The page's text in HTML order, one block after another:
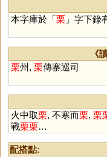
本字庫於「栗 」字下錄
《
栗州, 栗傳寨巡司
火中取栗, 不寒而栗, 栗
戰栗栗…
配搭點: